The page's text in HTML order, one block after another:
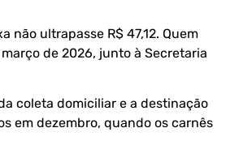
não ultrapasse R$ 47,12. Quem
de 2026, junto à Secretaria
coleta domiciliar e a destinação
em dezembro, quando os carnês